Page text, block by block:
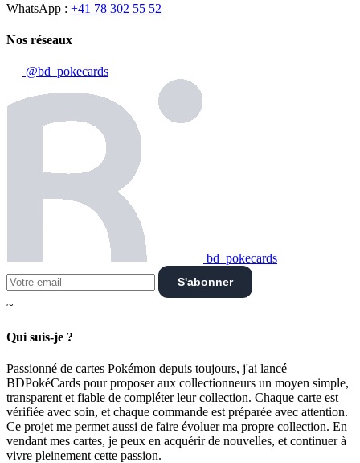
WhatsApp : +41 78 302 55 52
Nos réseaux
@bd_pokecards
bd_pokecards
S'abonner
~
Qui suis-je ?
Passionné de cartes Pokémon depuis toujours, j'ai lancé
BDPokéCards pour proposer aux collectionneurs un moyen simple,
transparent et fiable de compléter leur collection. Chaque carte est
vérifiée avec soin, et chaque commande est préparée avec attention.
Ce projet me permet aussi de faire évoluer ma propre collection. En
vendant mes cartes, je peux en acquérir de nouvelles, et continuer à
vivre pleinement cette passion.